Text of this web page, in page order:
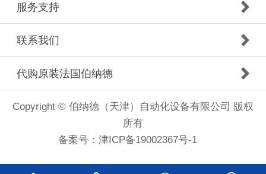
服务支持
联系我们
代购原装法国伯纳德
Copyright © 伯纳德（天津）自动化设备有限公司 版权
所有
备案号：津ICP备19002367号-1